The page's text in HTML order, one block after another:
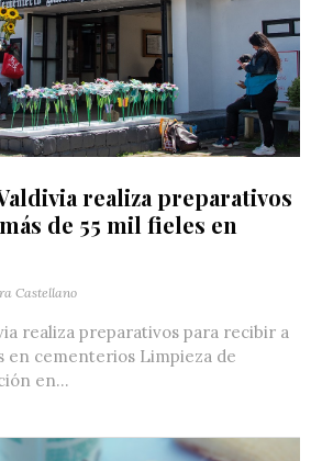
realiza preparativos
de 55 mil fieles en
Castellano
realiza preparativos para recibir a
en cementerios Limpieza de
en...